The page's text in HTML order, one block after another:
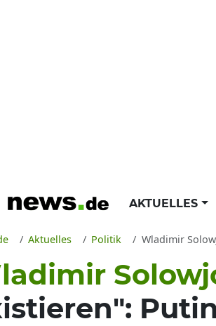
AKTUELLES
Aktuelles Politik Wladimir